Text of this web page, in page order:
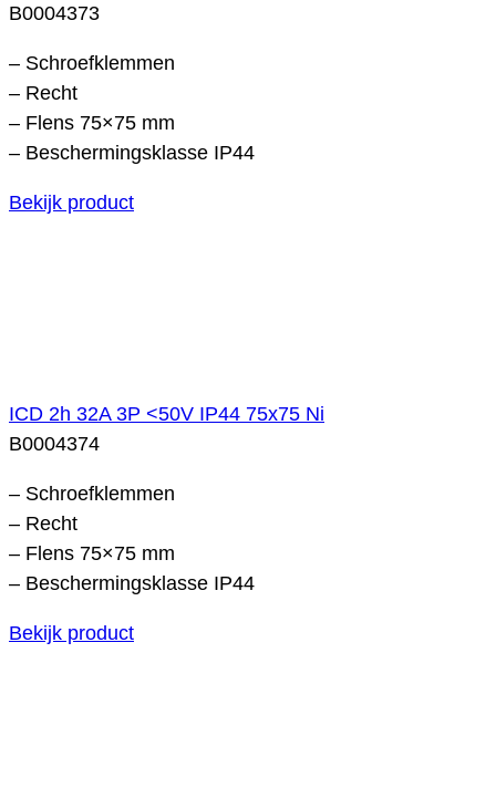
B0004373
– Schroefklemmen
– Recht
– Flens 75×75 mm
– Beschermingsklasse IP44
Bekijk product
ICD 2h 32A 3P <50V IP44 75x75 Ni
B0004374
– Schroefklemmen
– Recht
– Flens 75×75 mm
– Beschermingsklasse IP44
Bekijk product